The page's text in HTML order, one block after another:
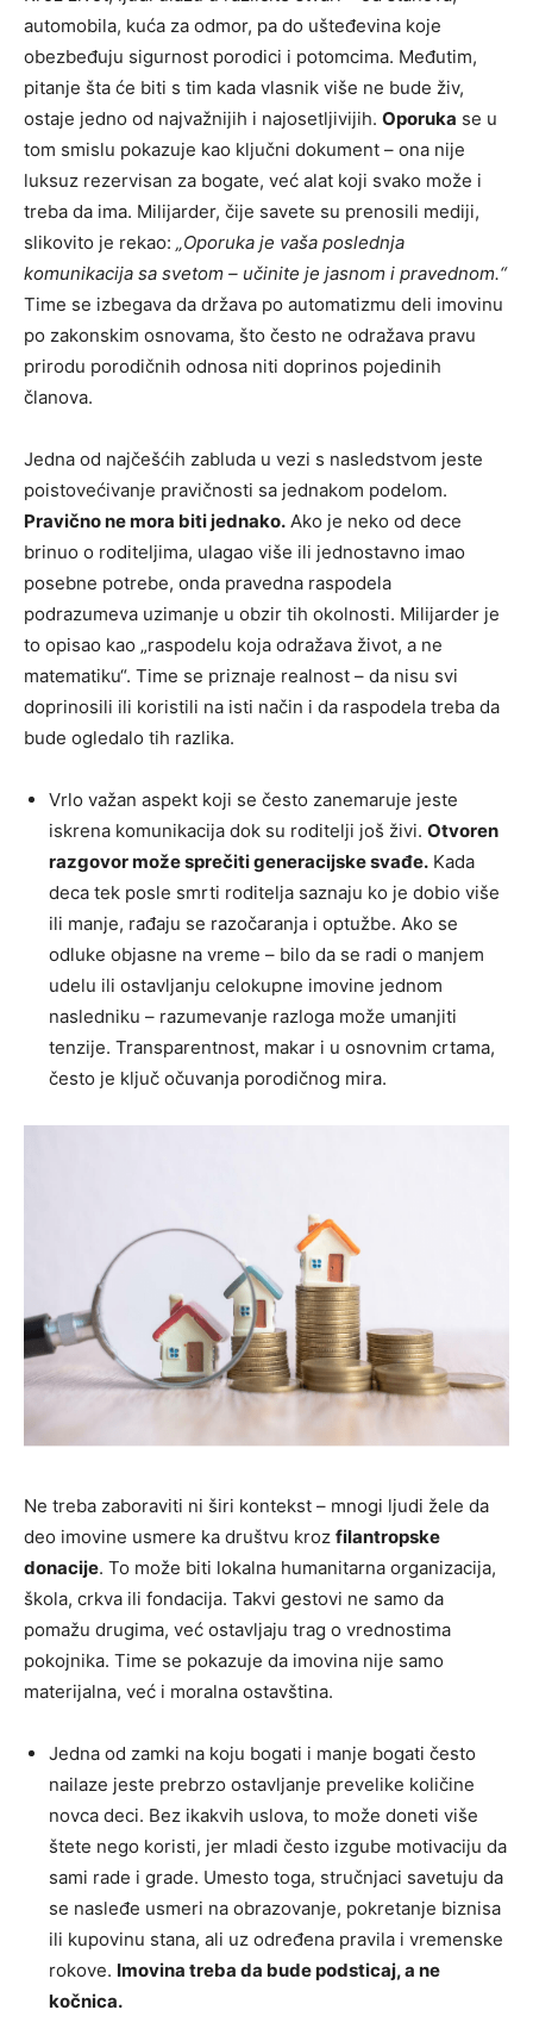
automobila, kuća za odmor, pa do ušteđevina koje
obezbeđuju sigurnost porodici i potomcima. Međutim,
pitanje šta će biti s tim kada vlasnik više ne bude živ,
ostaje jedno od najvažnijih i najosetljivijih. Oporuka se u
tom smislu pokazuje kao ključni dokument – ona nije
luksuz rezervisan za bogate, već alat koji svako može i
treba da ima. Milijarder, čije savete su prenosili mediji,
slikovito je rekao: „Oporuka je vaša poslednja
komunikacija sa svetom – učinite je jasnom i pravednom.“
Time se izbegava da država po automatizmu deli imovinu
po zakonskim osnovama, što često ne odražava pravu
prirodu porodičnih odnosa niti doprinos pojedinih
članova.
Jedna od najčešćih zabluda u vezi s nasledstvom jeste
poistovećivanje pravičnosti sa jednakom podelom.
Pravično ne mora biti jednako. Ako je neko od dece
brinuo o roditeljima, ulagao više ili jednostavno imao
posebne potrebe, onda pravedna raspodela
podrazumeva uzimanje u obzir tih okolnosti. Milijarder je
to opisao kao „raspodelu koja odražava život, a ne
matematiku“. Time se priznaje realnost – da nisu svi
doprinosili ili koristili na isti način i da raspodela treba da
bude ogledalo tih razlika.
Vrlo važan aspekt koji se često zanemaruje jeste
iskrena komunikacija dok su roditelji još živi. Otvoren
razgovor može sprečiti generacijske svađe. Kada
deca tek posle smrti roditelja saznaju ko je dobio više
ili manje, rađaju se razočaranja i optužbe. Ako se
odluke objasne na vreme – bilo da se radi o manjem
udelu ili ostavljanju celokupne imovine jednom
nasledniku – razumevanje razloga može umanjiti
tenzije. Transparentnost, makar i u osnovnim crtama,
često je ključ očuvanja porodičnog mira.
Ne treba zaboraviti ni širi kontekst – mnogi ljudi žele da
deo imovine usmere ka društvu kroz filantropske
donacije. To može biti lokalna humanitarna organizacija,
škola, crkva ili fondacija. Takvi gestovi ne samo da
pomažu drugima, već ostavljaju trag o vrednostima
pokojnika. Time se pokazuje da imovina nije samo
materijalna, već i moralna ostavština.
Jedna od zamki na koju bogati i manje bogati često
nailaze jeste prebrzo ostavljanje prevelike količine
novca deci. Bez ikakvih uslova, to može doneti više
štete nego koristi, jer mladi često izgube motivaciju da
sami rade i grade. Umesto toga, stručnjaci savetuju da
se nasleđe usmeri na obrazovanje, pokretanje biznisa
ili kupovinu stana, ali uz određena pravila i vremenske
rokove. Imovina treba da bude podsticaj, a ne
kočnica.